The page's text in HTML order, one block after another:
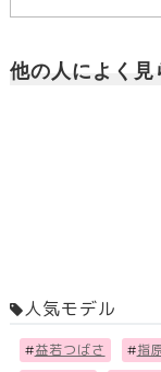
他の人によく
人気モデル
#益若つばさ #指